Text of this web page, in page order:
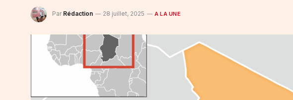
Par Rédaction 28 juillet, 2025 A LA UNE